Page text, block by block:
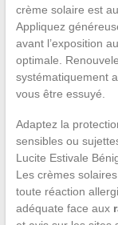
crème solaire est
Appliquez
avant l’exposition
optimale.
systématiquement
vous être essuyé.
Adaptez la
sensibles ou
Lucite Estivale
Les crèmes
toute réaction
adéquate face aux